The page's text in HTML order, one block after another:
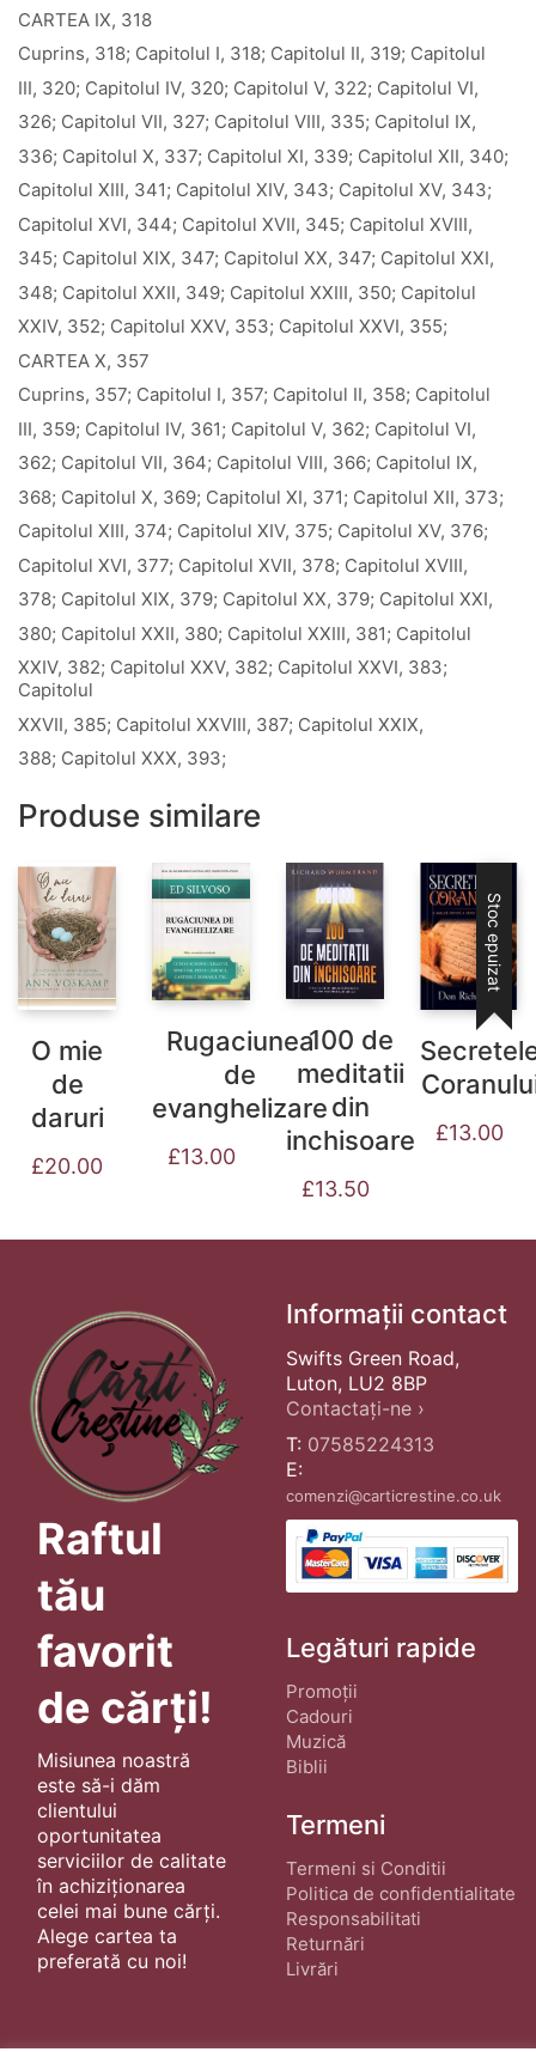
CARTEA IX, 318
Cuprins, 318; Capitolul I, 318; Capitolul II, 319; Capitolul
III, 320; Capitolul IV, 320; Capitolul V, 322; Capitolul VI,
326; Capitolul VII, 327; Capitolul VIII, 335; Capitolul IX,
336; Capitolul X, 337; Capitolul XI, 339; Capitolul XII, 340;
Capitolul XIII, 341; Capitolul XIV, 343; Capitolul XV, 343;
Capitolul XVI, 344; Capitolul XVII, 345; Capitolul XVIII,
345; Capitolul XIX, 347; Capitolul XX, 347; Capitolul XXI,
348; Capitolul XXII, 349; Capitolul XXIII, 350; Capitolul
XXIV, 352; Capitolul XXV, 353; Capitolul XXVI, 355;
CARTEA X, 357
Cuprins, 357; Capitolul I, 357; Capitolul II, 358; Capitolul
III, 359; Capitolul IV, 361; Capitolul V, 362; Capitolul VI,
362; Capitolul VII, 364; Capitolul VIII, 366; Capitolul IX,
368; Capitolul X, 369; Capitolul XI, 371; Capitolul XII, 373;
Capitolul XIII, 374; Capitolul XIV, 375; Capitolul XV, 376;
Capitolul XVI, 377; Capitolul XVII, 378; Capitolul XVIII,
378; Capitolul XIX, 379; Capitolul XX, 379; Capitolul XXI,
380; Capitolul XXII, 380; Capitolul XXIII, 381; Capitolul
XXIV, 382; Capitolul XXV, 382; Capitolul XXVI, 383;
Capitolul
XXVII, 385; Capitolul XXVIII, 387; Capitolul XXIX,
388; Capitolul XXX, 393;
Produse similare
O mie
de
daruri
£20.00
Rugaciunea
de
evanghelizare
£13.00
100 de
meditatii
din
inchisoare
£13.50
Stoc epuizat
£13.00
Raftul
tău
favorit
de cărți!
Misiunea noastră
este să-i dăm
clientului
oportunitatea
serviciilor de calitate
în achiziționarea
celei mai bune cărți.
Alege cartea ta
preferată cu noi!
Informații contact
Swifts Green Road,
Luton, LU2 8BP
Contactați-ne ›
T: 07585224313
E:
comenzi@carticrestine.co.uk
Legături rapide
Promoții
Cadouri
Muzică
Biblii
Termeni
Termeni si Conditii
Politica de confidentialitate
Responsabilitati
Returnări
Livrări